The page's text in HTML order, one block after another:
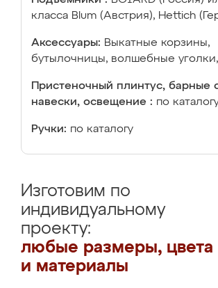
класса Blum (Австрия), Hettich
Аксессуары: Выкатные корзины,
бутылочницы, волшебные
Пристеночный плинтус, барные
навески, освещение : по
Ручки: по каталогу
Изготовим по
индивидуальному
проекту:
любые размеры, цвета
и материалы